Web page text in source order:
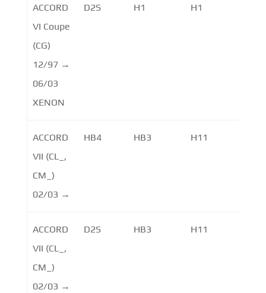
ACCORD
VI Coupe
(CG)
12/97 →
06/03
XENON
D2S H1 H1
ACCORD
VII (CL_,
CM_)
02/03 →
HB4 HB3 H11
ACCORD
VII (CL_,
CM_)
02/03 →
D2S HB3 H11